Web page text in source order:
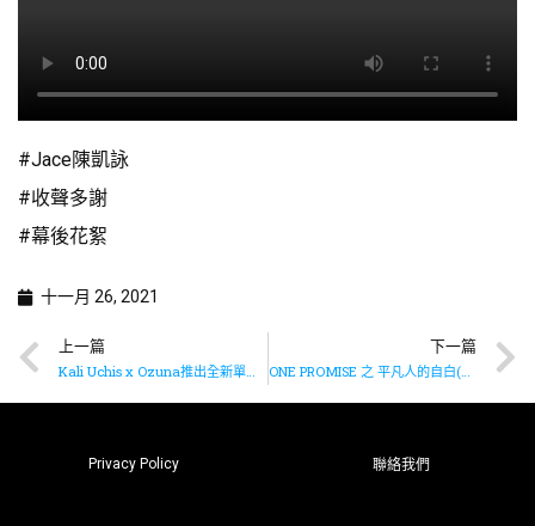
#Jace陳凱詠
#收聲多謝
#幕後花絮
十一月 26, 2021
上一篇
Kali Uchis x Ozuna推出全新單曲《Another Day In America》
下一篇
ONE PROMISE 之 平凡人的自白(下集)
Privacy Policy 聯絡我們